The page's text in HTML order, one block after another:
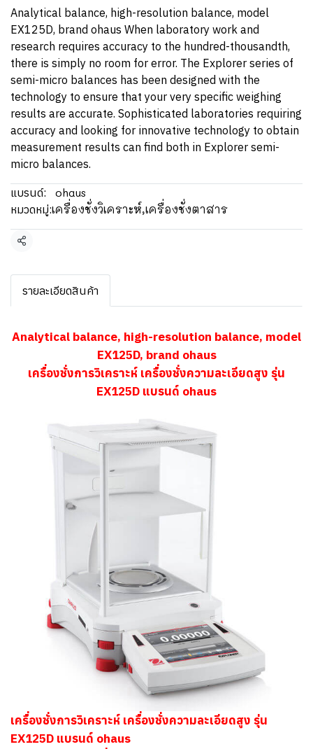
Analytical balance, high-resolution balance, model
EX125D, brand ohaus When laboratory work and
research requires accuracy to the hundred-thousandth,
there is simply no room for error. The Explorer series of
semi-micro balances has been designed with the
technology to ensure that your very specific weighing
results are accurate. Sophisticated laboratories requiring
accuracy and looking for innovative technology to obtain
measurement results can find both in Explorer semi-
micro balances.
แบรนด์: ohaus
หมวดหมู่:เครื่องชั่งวิเคราะห์,เครื่องชั่งตาสาร
แชร์
รายละเอียดสินค้า
Analytical balance, high-resolution balance, model
EX125D, brand ohaus
เครื่องชั่งการวิเคราะห์ เครื่องชั่งความละเอียดสูง รุ่น
EX125D แบรนด์ ohaus
เครื่องชั่งการวิเคราะห์ เครื่องชั่งความละเอียดสูง รุ่น
EX125D แบรนด์ ohaus